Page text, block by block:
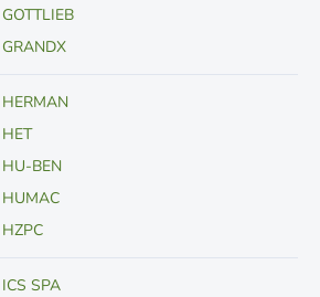
GOTTLIEB
GRANDX
HERMAN
HET
HU-BEN
HUMAC
HZPC
ICS SPA